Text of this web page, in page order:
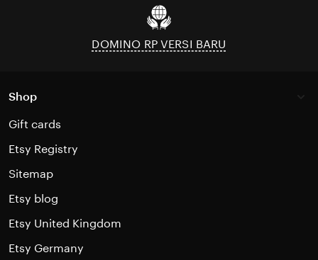
DOMINO RP VERSI BARU
Shop
Gift cards
Etsy Registry
Sitemap
Etsy blog
Etsy United Kingdom
Etsy Germany